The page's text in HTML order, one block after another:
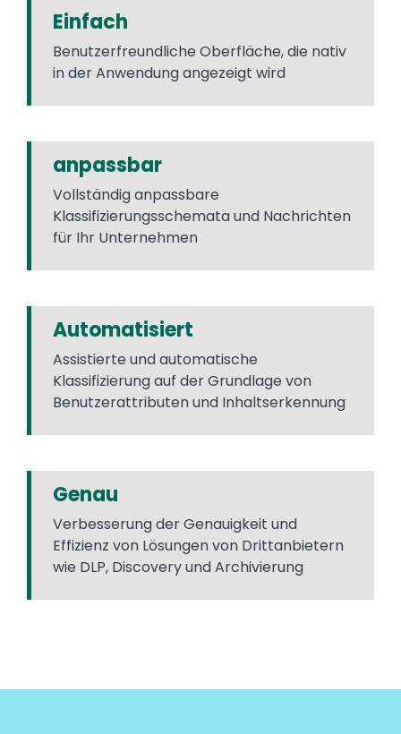
Einfach
Benutzerfreundliche Oberfläche, die nativ
in der Anwendung angezeigt wird
anpassbar
Vollständig anpassbare
Klassifizierungsschemata und Nachrichten
für Ihr Unternehmen
Automatisiert
Assistierte und automatische
Klassifizierung auf der Grundlage von
Benutzerattributen und Inhaltserkennung
Genau
Verbesserung der Genauigkeit und
Effizienz von Lösungen von Drittanbietern
wie DLP, Discovery und Archivierung